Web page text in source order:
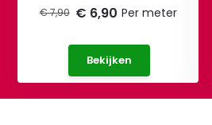
€ 7,90 € 6,90 Per meter
Bekijken